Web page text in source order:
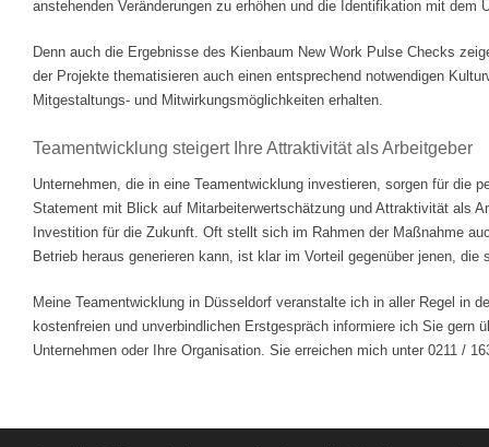
anstehenden Veränderungen zu erhöhen und die Identifikation mit dem
Denn auch die Ergebnisse des Kienbaum New Work Pulse Checks
der Projekte thematisieren auch einen entsprechend notwendigen
Mitgestaltungs- und Mitwirkungsmöglichkeiten erhalten.
Teamentwicklung steigert Ihre Attraktivität als Arbeitgeber
Unternehmen, die in eine Teamentwicklung investieren, sorgen für die
Statement mit Blick auf Mitarbeiterwertschätzung und Attraktivität als
Investition für die Zukunft. Oft stellt sich im Rahmen der Maßnahme
Betrieb heraus generieren kann, ist klar im Vorteil gegenüber jenen,
Meine Teamentwicklung in Düsseldorf veranstalte ich in aller Regel in
kostenfreien und unverbindlichen Erstgespräch informiere ich Sie gern
Unternehmen oder Ihre Organisation. Sie erreichen mich unter 0211 /